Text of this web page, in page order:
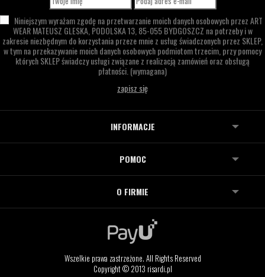
Niniejszym wyrażam zgodę na przetwarzanie moich danych osobowych przezART
WEAR MATEUSZ GLESKA,PODOLSKA 13,85-055 BYDGOSZCZ na potrzeby i w
zakresie niezbędnym do korzystania przeze mnie z usług świadczonych przez SKLEP,
w tym na przekazywanie moich danych osobowych podmiotom trzecim, przy pomocy
których SKLEP świadczy usługi związane z realizacją zamówień oraz obsługą
płatności.(wymagana)
INFORMACJE
POMOC
O FIRMIE
Wszelkie prawa zastrzeżone. All Rights Reserved
Copyright © 2013 risardi.pl